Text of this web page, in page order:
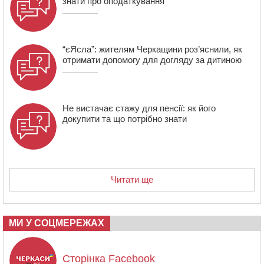
21:13
Вісім медалей, з яких чотири золоті: черкаські
спортсмени тріумфували на чемпіонаті України
“єЯсла”: жителям Черкащини роз’яснили, як
отримати допомогу для догляду за дитиною
Не вистачає стажу для пенсії: як його
докупити та що потрібно знати
Читати ще
МИ У СОЦМЕРЕЖАХ
Сторінка Facebook